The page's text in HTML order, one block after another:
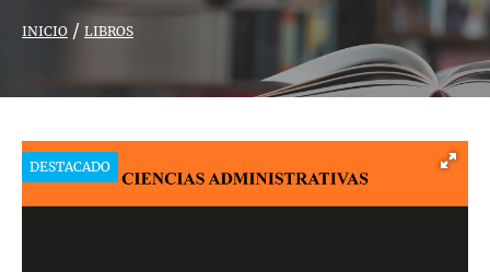
INICIO / LIBROS
DESTACADO